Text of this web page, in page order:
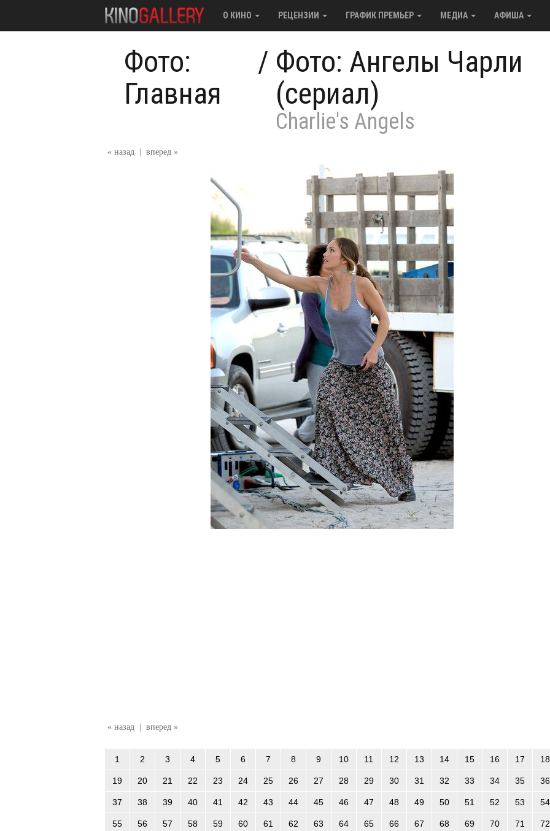
О КИНО РЕЦЕНЗИИ ГРАФИК ПРЕМЬЕР МЕДИА АФИША
Фото:
Главная
/ Фото: Ангелы Чарли
(сериал)
Charlie's Angels
« назад вперед »
« назад вперед »
1 2 3 4 5 6 7 8 9 10 11 12 13 14 15 16 17 18
19 20 21 22 23 24 25 26 27 28 29 30 31 32 33 34 35 36
37 38 39 40 41 42 43 44 45 46 47 48 49 50 51 52 53 54
55 56 57 58 59 60 61 62 63 64 65 66 67 68 69 70 71 72